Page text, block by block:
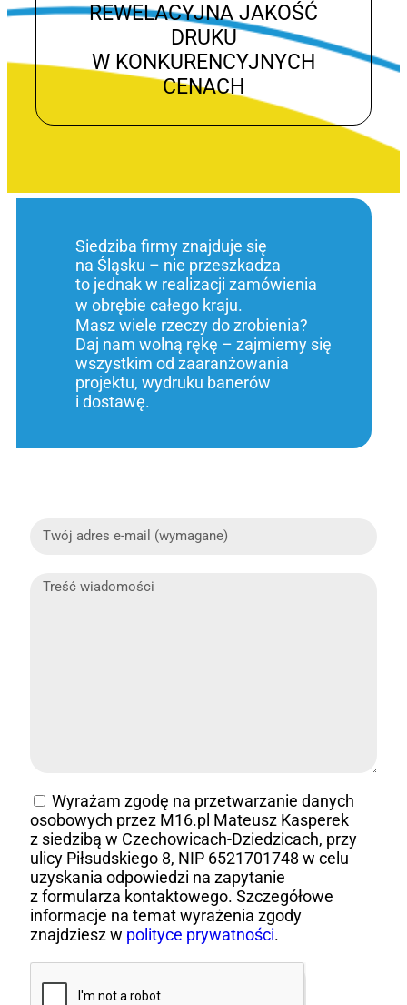
REWELACYJNA JAKOŚĆ
DRUKU
W KONKURENCYJNYCH
CENACH
Siedziba firmy znajduje się
na Śląsku – nie przeszkadza
to jednak w realizacji zamówienia
w obrębie całego kraju.
Masz wiele rzeczy do zrobienia?
Daj nam wolną rękę – zajmiemy się
wszystkim od zaaranżowania
projektu, wydruku banerów
i dostawę.
Wyrażam zgodę na przetwarzanie danych
osobowych przez M16.pl Mateusz Kasperek
z siedzibą w Czechowicach-Dziedzicach, przy
ulicy Piłsudskiego 8, NIP 6521701748 w celu
uzyskania odpowiedzi na zapytanie
z formularza kontaktowego. Szczegółowe
informacje na temat wyrażenia zgody
znajdziesz w polityce prywatności.